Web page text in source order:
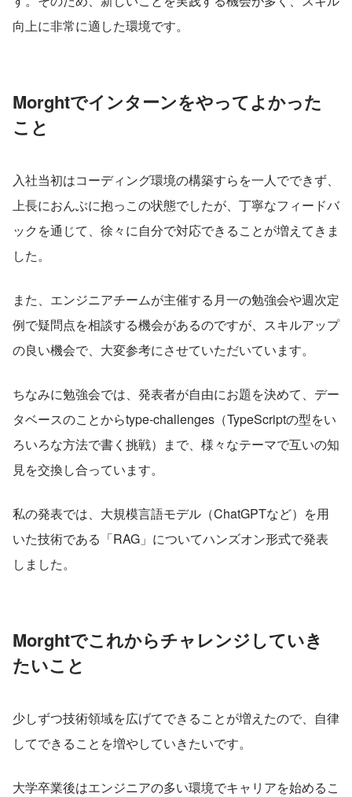
向上に非常に適した環境です。
Morghtでインターンをやってよかった
こと
入社当初はコーディング環境の構築すらを一人でできず、
上長におんぶに抱っこの状態でしたが、丁寧なフィードバ
ックを通じて、徐々に自分で対応できることが増えてきま
した。
また、エンジニアチームが主催する月一の勉強会や週次定
例で疑問点を相談する機会があるのですが、スキルアップ
の良い機会で、大変参考にさせていただいています。
ちなみに勉強会では、発表者が自由にお題を決めて、デー
タベースのことからtype-challenges（TypeScriptの型をい
ろいろな方法で書く挑戦）まで、様々なテーマで互いの知
見を交換し合っています。
私の発表では、大規模言語モデル（ChatGPTなど）を用
いた技術である「RAG」についてハンズオン形式で発表
しました。
Morghtでこれからチャレンジしていき
たいこと
少しずつ技術領域を広げてできることが増えたので、自律
してできることを増やしていきたいです。
大学卒業後はエンジニアの多い環境でキャリアを始めるこ